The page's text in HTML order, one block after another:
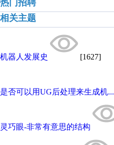
热门招聘
相关主题
机器人发展史 [1627]
是否可以用UG后处理来生成机...
灵巧眼-非常有意思的结构